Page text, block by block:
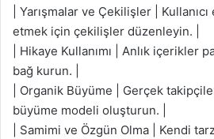
| Yarışmalar ve Çekilişler |
etmek için çekilişler düzenleyin. |
| Hikaye Kullanımı | Anlık içerikler
bağ kurun. |
| Organik Büyüme | Gerçek
büyüme modeli oluşturun. |
| Samimi ve Özgün Olma | Kendi